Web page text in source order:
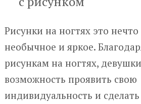
Рисунки на ногтях это
необычное и яркое.
рисункам на ногтях,
возможность проявить свою
индивидуальность и